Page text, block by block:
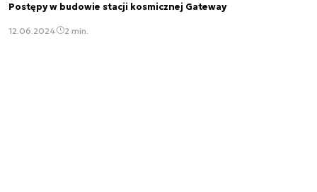
Postępy w budowie stacji kosmicznej Gateway
12.06.2024 2 min.